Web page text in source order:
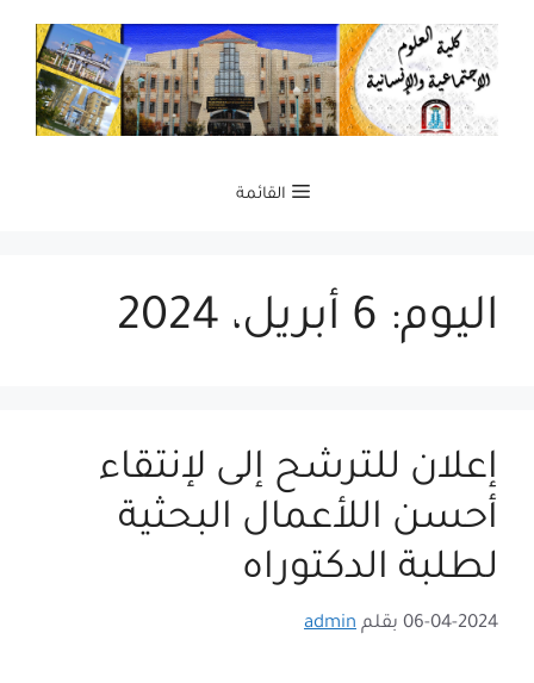
المحتوى
القائمة
اليوم: 6 أبريل، 2024
إعلان للترشح إلى لإنتقاء
أحسن اللأعمال البحثية
لطلبة الدكتوراه
06-04-2024 بقلم admin